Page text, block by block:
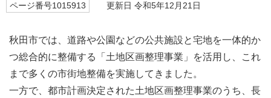
ページ番号1015913 更新日 令和5年12月21日
秋田市では、道路や公園などの公共施設と宅地を一体的か
つ総合的に整備する「土地区画整理事業」を活用し、これ
まで多くの市街地整備を実施してきました。
一方で、都市計画決定された土地区画整理事業のうち、長